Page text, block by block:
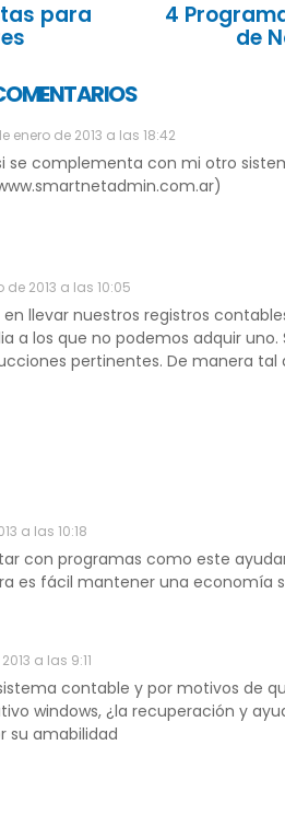
para 4
de
enero de 2013 a las 18:42
se complementa con mi otro
de 2013 a las 10:05
llevar nuestros registros
a los que no podemos adquir
pertinentes. De manera tal
a las 10:18
con programas como este
es fácil mantener una economía
a las 9:11
contable y por motivos de
windows, ¿la recuperación y
su amabilidad